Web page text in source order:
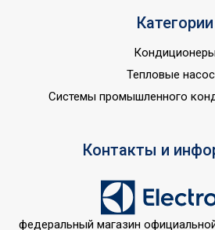
Категории
Кондиционеры
Тепловые
Системы промышленного
Контакты и
федеральный магазин